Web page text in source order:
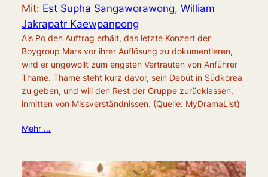
Mit: Est Supha Sangaworawong, William
Jakrapatr Kaewpanpong
Als Po den Auftrag erhält, das letzte Konzert der
Boygroup Mars vor ihrer Auflösung zu dokumentieren,
wird er ungewollt zum engsten Vertrauten von Anführer
Thame. Thame steht kurz davor, sein Debüt in Südkorea
zu geben, und will den Rest der Gruppe zurücklassen,
inmitten von Missverständnissen. (Quelle: MyDramaList)
Mehr …